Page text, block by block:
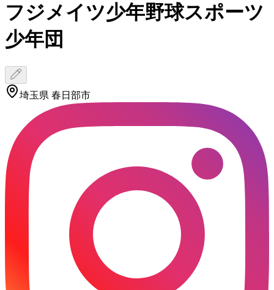
フジメイツ少年野球スポーツ
少年団
埼玉県 春日部市